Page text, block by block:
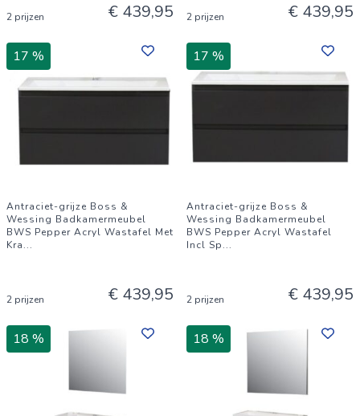
2 prijzen € 439,95 2 prijzen € 439,95
17 %
Antraciet-grijze Boss &
Wessing Badkamermeubel
BWS Pepper Acryl Wastafel Met
Kra...
2 prijzen € 439,95
17 %
Antraciet-grijze Boss &
Wessing Badkamermeubel
BWS Pepper Acryl Wastafel
Incl Sp...
2 prijzen € 439,95
18 % 18 %